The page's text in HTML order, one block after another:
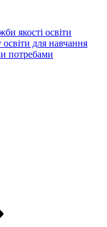
якості освіти
для навчання
потребами